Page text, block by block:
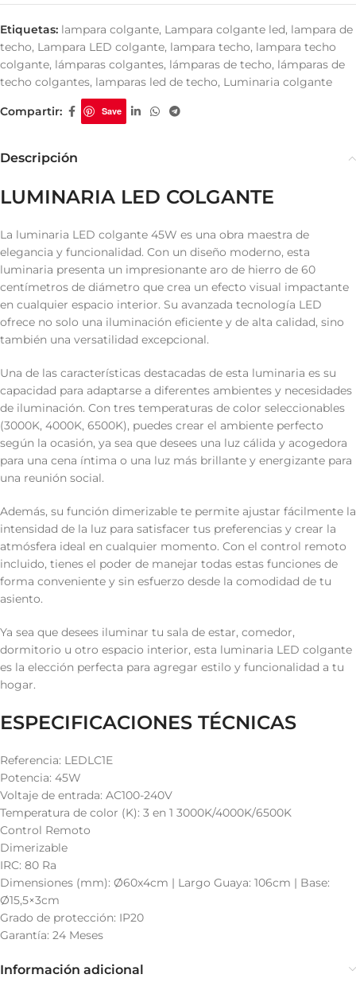
Etiquetas: lampara colgante, Lampara colgante led, lampara de
techo, Lampara LED colgante, lampara techo, lampara techo
colgante, lámparas colgantes, lámparas de techo, lámparas de
techo colgantes, lamparas led de techo, Luminaria colgante
Compartir: Save
Descripción
LUMINARIA LED COLGANTE
La luminaria LED colgante 45W es una obra maestra de
elegancia y funcionalidad. Con un diseño moderno, esta
luminaria presenta un impresionante aro de hierro de 60
centímetros de diámetro que crea un efecto visual impactante
en cualquier espacio interior. Su avanzada tecnología LED
ofrece no solo una iluminación eficiente y de alta calidad, sino
también una versatilidad excepcional.
Una de las características destacadas de esta luminaria es su
capacidad para adaptarse a diferentes ambientes y necesidades
de iluminación. Con tres temperaturas de color seleccionables
(3000K, 4000K, 6500K), puedes crear el ambiente perfecto
según la ocasión, ya sea que desees una luz cálida y acogedora
para una cena íntima o una luz más brillante y energizante para
una reunión social.
Además, su función dimerizable te permite ajustar fácilmente la
intensidad de la luz para satisfacer tus preferencias y crear la
atmósfera ideal en cualquier momento. Con el control remoto
incluido, tienes el poder de manejar todas estas funciones de
forma conveniente y sin esfuerzo desde la comodidad de tu
asiento.
Ya sea que desees iluminar tu sala de estar, comedor,
dormitorio u otro espacio interior, esta luminaria LED colgante
es la elección perfecta para agregar estilo y funcionalidad a tu
hogar.
ESPECIFICACIONES TÉCNICAS
Referencia: LEDLC1E
Potencia: 45W
Voltaje de entrada: AC100-240V
Temperatura de color (K): 3 en 1 3000K/4000K/6500K
Control Remoto
Dimerizable
IRC: 80 Ra
Dimensiones (mm): Ø60x4cm | Largo Guaya: 106cm | Base:
Ø15,5×3cm
Grado de protección: IP20
Garantía: 24 Meses
Información adicional